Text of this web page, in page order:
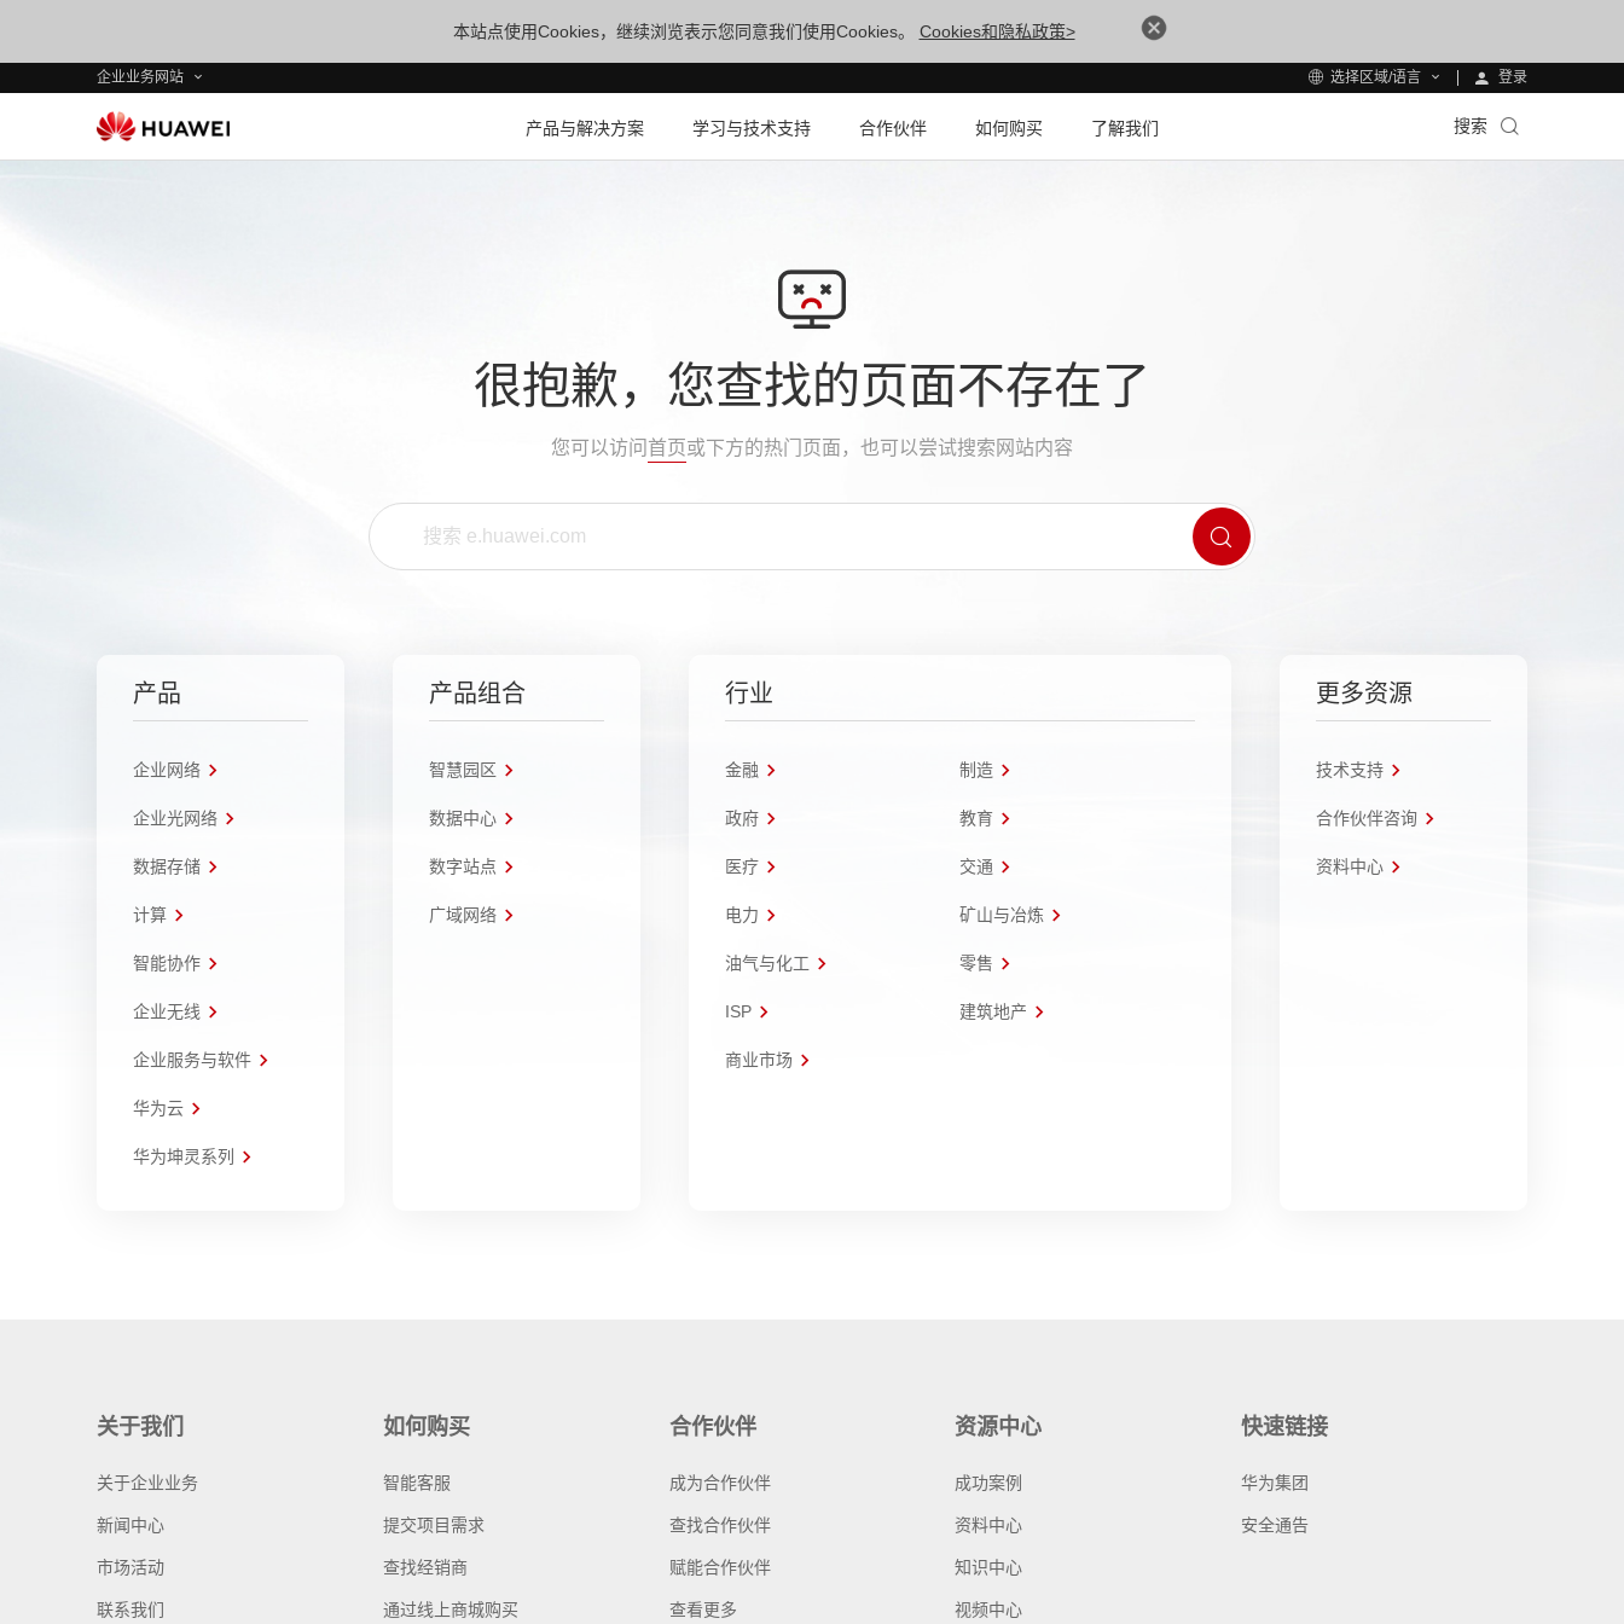
本站点使用Cookies，继续浏览表示您同意我们使用Cookies。 Cookies和隐私政策>
企业业务网站 选择区域/语言 登录
产品与解决方案 学习与技术支持 合作伙伴 如何购买 了解我们 搜索
很抱歉，您查找的页面不存在了
您可以访问 首页或下方的热门页面，也可以尝试搜索网站内容
产品
企业网络
企业光网络
数据存储
计算
智能协作
企业无线
企业服务与软件
华为云
华为坤灵系列
产品组合
智慧园区
数据中心
数字站点
广域网络
行业
金融 制造
政府 教育
医疗 交通
电力 矿山与冶炼
油气与化工 零售
ISP 建筑地产
商业市场
更多资源
技术支持
合作伙伴咨询
资料中心
关于我们
关于企业业务
新闻中心
市场活动
联系我们
如何购买
智能客服
提交项目需求
查找经销商
通过线上商城购买
合作伙伴
成为合作伙伴
查找合作伙伴
赋能合作伙伴
查看更多
资源中心
成功案例
资料中心
知识中心
视频中心
快速链接
华为集团
安全通告